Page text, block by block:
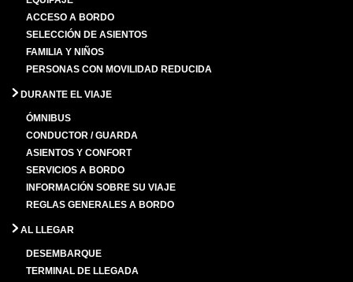
ACCESO A BORDO
SELECCIÓN DE ASIENTOS
FAMILIA Y NIÑOS
PERSONAS CON MOVILIDAD REDUCIDA
DURANTE EL VIAJE
ÓMNIBUS
CONDUCTOR / GUARDA
ASIENTOS Y CONFORT
SERVICIOS A BORDO
INFORMACIÓN SOBRE SU VIAJE
REGLAS GENERALES A BORDO
AL LLEGAR
DESEMBARQUE
TERMINAL DE LLEGADA